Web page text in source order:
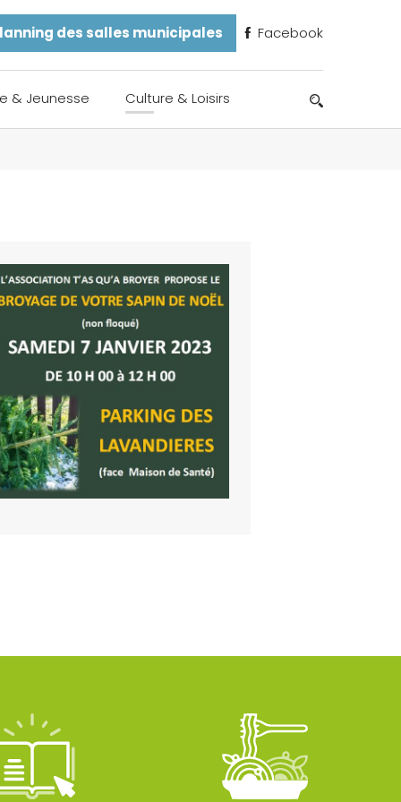
des salles municipales Facebook
& Jeunesse Culture & Loisirs